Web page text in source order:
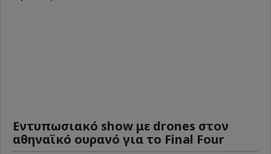
Εντυπωσιακό show με drones στον
αθηναϊκό ουρανό για το Final Four